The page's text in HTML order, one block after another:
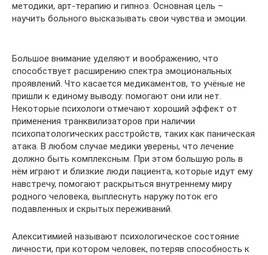
методики, арт-терапию и гипноз. Основная цель –
научить больного высказывать свои чувства и эмоции.
Большое внимание уделяют и воображению, что
способствует расширению спектра эмоциональных
проявлений. Что касается медикаментов, то учёные не
пришли к единому выводу: помогают они или нет.
Некоторые психологи отмечают хороший эффект от
применения транквилизаторов при наличии
психопатологических расстройств, таких как паническая
атака. В любом случае медики уверены, что лечение
должно быть комплексным. При этом большую роль в
нём играют и близкие люди пациента, которые идут ему
навстречу, помогают раскрыться внутреннему миру
родного человека, выплеснуть наружу поток его
подавленных и скрытых переживаний.
Алекситимией называют психологическое состояние
личности, при котором человек, потеряв способность к